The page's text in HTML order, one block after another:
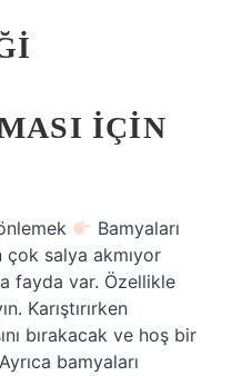
IÇIN
Bamyaları
salya akmıyor
fayda var. Özellikle
Karıştırırken
bırakacak ve hoş bir
bamyaları